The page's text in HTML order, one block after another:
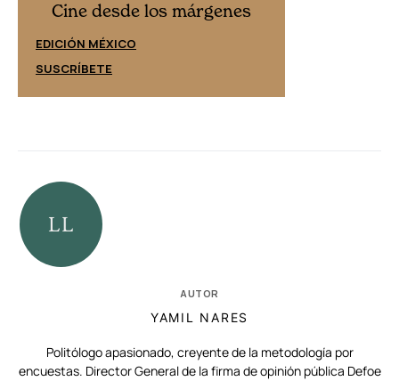
Cine desde los márgenes
EDICIÓN MÉXICO
SUSCRÍBETE
AUTOR
YAMIL NARES
Politólogo apasionado, creyente de la metodología por
encuestas. Director General de la firma de opinión pública Defoe